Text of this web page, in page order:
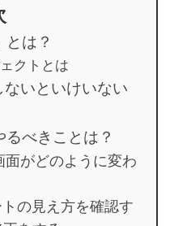
とは？
クトとは
いといけいない
べきことは？
面がどのように変わ
の見え方を確認す